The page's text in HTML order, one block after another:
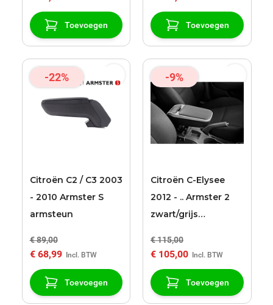
Toevoegen Toevoegen
-22%
Citroën C2 / C3 2003
- 2010 Armster S
armsteun
€ 89,00
€ 68,99
Toevoegen
-9%
Citroën C-Elysee
2012 - .. Armster 2
zwart/grijs
€ 115,00
€ 105,00
Toevoegen